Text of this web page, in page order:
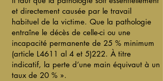
et directement causée par le travail
habituel de la victime. Que la pathologie
entraîne le décès de celle-ci ou une
incapacité permanente de 25 % minimum
(article L4611 al 4 et 5)222. À titre
indicatif, la perte d’une main équivaut à un
taux de 20 % ».